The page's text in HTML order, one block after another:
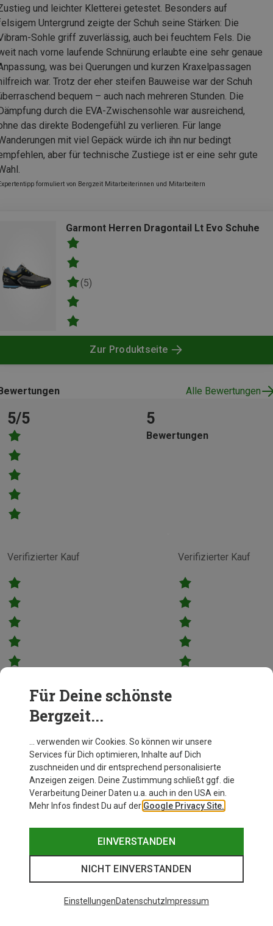
und leichter Kletterei getestet. Besonders auf
Untergrund zeigte der Schuh seine Stärken: Die
Sohle griff zuverlässig, auch bei feuchtem Fels. Die
nach vorne laufende Schnürung erlaubte eine sehr genaue
was bei Querungen und kurzen Kraxelpassagen
war. Trotz der eher steifen Bauweise war der Schuh
bequem – auch nach mehreren Stunden. Die
durch die EVA-Zwischensohle war ausreichend,
das direkte Bodengefühl zu verlieren. Für lange
mit viel Gepäck würde ich ihn nur bedingt
aber für technische Zustiege ist er eine sehr gute
formuliert von Bergzeit Mitarbeiterinnen und Mitarbeitern
Garmont Herren Dragontail Lt Evo Schuhe
(5)
Zur Produktseite
Alle Bewertungen
5/5 5
Bewertungen
Verifizierter Kauf Verifizierter Kauf
Für Deine schönste
Bergzeit...
… verwenden wir Cookies. So können wir unsere
Services für Dich optimieren, Inhalte auf Dich
zuschneiden und dir entsprechend personalisierte
Anzeigen zeigen. Deine Zustimmung schließt ggf. die
Verarbeitung Deiner Daten u.a. auch in den USA ein.
Mehr Infos findest Du auf der Google Privacy Site.
EINVERSTANDEN
NICHT EINVERSTANDEN
EinstellungenDatenschutz Impressum